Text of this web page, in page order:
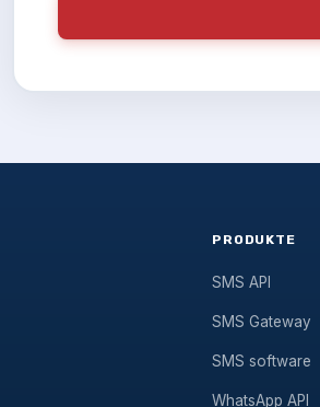
PRODUKTE
SMS API
SMS Gateway
SMS software
WhatsApp API